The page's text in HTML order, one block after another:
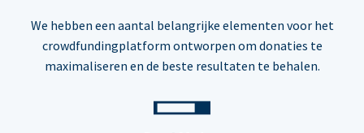
We hebben een aantal belangrijke elementen voor het
crowdfundingplatform ontworpen om donaties te
maximaliseren en de beste resultaten te behalen.